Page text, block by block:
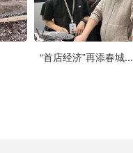
“首店经济”再添春城...